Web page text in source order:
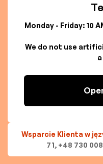
Monday - Friday: 10
We do not use
Wsparcie Klienta w
71, +48 730